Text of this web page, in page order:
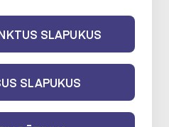
SLAPUKUS
SLAPUKUS